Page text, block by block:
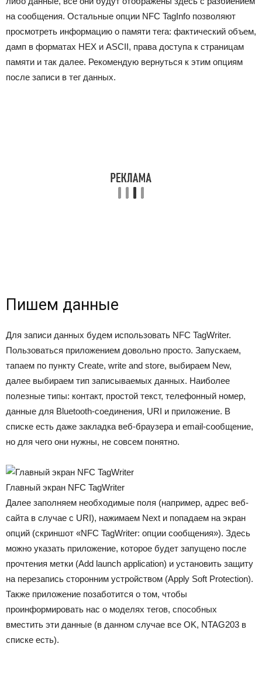
на сообщения. Остальные опции NFC TagInfo позволяют
просмотреть информацию о памяти тега: фактический объем,
дамп в форматах HEX и ASCII, права доступа к страницам
памяти и так далее. Рекомендую вернуться к этим опциям
после записи в тег данных.
Пишем данные
Для записи данных будем использовать NFC TagWriter.
Пользоваться приложением довольно просто. Запускаем,
тапаем по пункту Create, write and store, выбираем New,
далее выбираем тип записываемых данных. Наиболее
полезные типы: контакт, простой текст, телефонный номер,
данные для Bluetooth-соединения, URI и приложение. В
списке есть даже закладка веб-браузера и email-сообщение,
но для чего они нужны, не совсем понятно.
Главный экран NFC TagWriter
Далее заполняем необходимые поля (например, адрес веб-
сайта в случае с URI), нажимаем Next и попадаем на экран
опций (скриншот «NFC TagWriter: опции сообщения»). Здесь
можно указать приложение, которое будет запущено после
прочтения метки (Add launch application) и установить защиту
на перезапись сторонним устройством (Apply Soft Protection).
Также приложение позаботится о том, чтобы
проинформировать нас о моделях тегов, способных
вместить эти данные (в данном случае все ОK, NTAG203 в
списке есть).